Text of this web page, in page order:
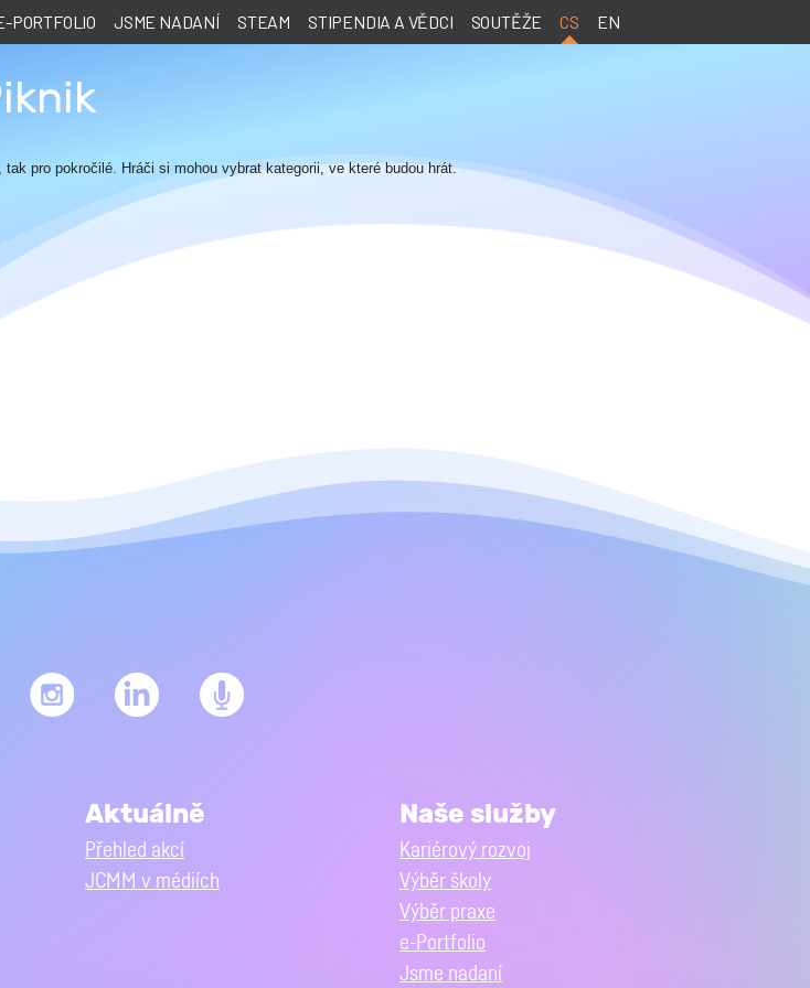
PORTFOLIO JSME NADANÍ STEAM STIPENDIA A VĚDCI SOUTĚŽE CS EN
tak pro pokročilé. Hráči si mohou vybrat kategorii, ve které budou hrát.
Aktuálně
Přehled akcí
JCMM v médiích
Naše služby
Kariérový rozvoj
Výběr školy
Výběr praxe
e-Portfolio
Jsme nadaní